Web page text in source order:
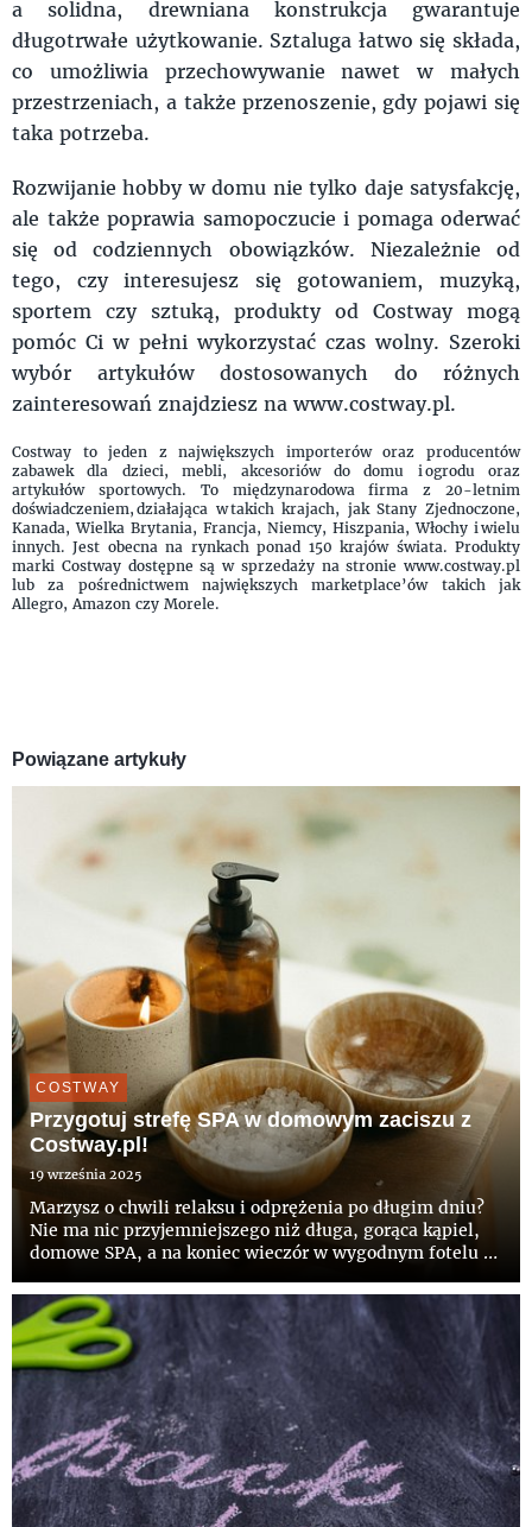
a solidna, drewniana konstrukcja gwarantuje
długotrwałe użytkowanie. Sztaluga łatwo się składa,
co umożliwia przechowywanie nawet w małych
przestrzeniach, a także przenoszenie, gdy pojawi się
taka potrzeba.
Rozwijanie hobby w domu nie tylko daje satysfakcję,
ale także poprawia samopoczucie i pomaga oderwać
się od codziennych obowiązków. Niezależnie od
tego, czy interesujesz się gotowaniem, muzyką,
sportem czy sztuką, produkty od Costway mogą
pomóc Ci w pełni wykorzystać czas wolny. Szeroki
wybór artykułów dostosowanych do różnych
zainteresowań znajdziesz na www.costway.pl.
Costway to jeden z największych importerów oraz producentów
zabawek dla dzieci, mebli, akcesoriów do domu i ogrodu oraz
artykułów sportowych. To międzynarodowa firma z 20-letnim
doświadczeniem, działająca w takich krajach, jak Stany Zjednoczone,
Kanada, Wielka Brytania, Francja, Niemcy, Hiszpania, Włochy i wielu
innych. Jest obecna na rynkach ponad 150 krajów świata. Produkty
marki Costway dostępne są w sprzedaży na stronie www.costway.pl
lub za pośrednictwem największych marketplace’ów takich jak
Allegro, Amazon czy Morele.
Powiązane artykuły
COSTWAY
Przygotuj strefę SPA w domowym zaciszu z
Costway.pl!
19 września 2025
Marzysz o chwili relaksu i odprężenia po długim dniu?
Nie ma nic przyjemniejszego niż długa, gorąca kąpiel,
domowe SPA, a na koniec wieczór w wygodnym fotelu z
celebrować wieczory, a Costway.pl oferuje wszystkie
prod...